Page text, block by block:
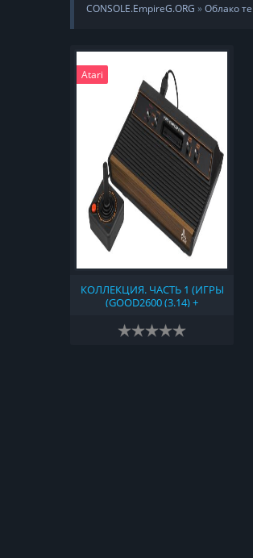
CONSOLE.EmpireG.ORG »Облако
Atari
КОЛЛЕКЦИЯ. ЧАСТЬ 1 (ИГРЫ
(GOOD2600 (3.14) +
NO-INTRO (2023-08-05) +
TOSEC (V2023-06-19) + 2600